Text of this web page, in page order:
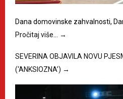
Dana domovinske zahvalnosti,
Pročitaj više…
→
SEVERINA OBJAVILA NOVU
(‘ANKSIOZNA’) →